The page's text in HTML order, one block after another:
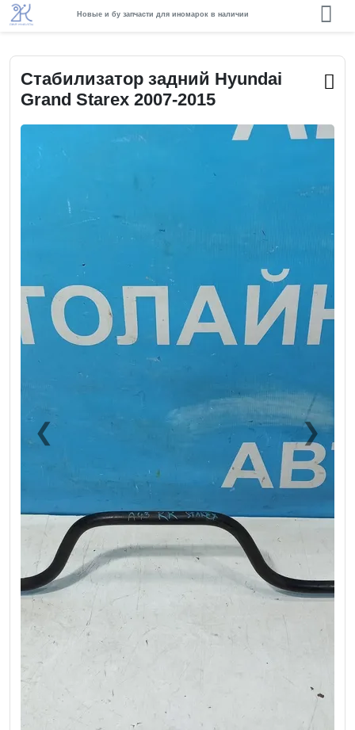
Новые и бу запчасти для иномарок в наличии
Стабилизатор задний Hyundai
Grand Starex 2007-2015
❮Previous ❯Next